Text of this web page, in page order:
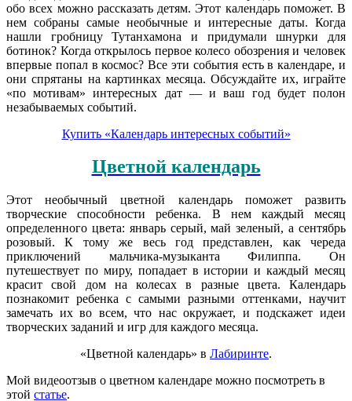
обо всех можно рассказать детям. Этот календарь поможет. В
нем собраны самые необычные и интересные даты. Когда
нашли гробницу Тутанхамона и придумали шнурки для
ботинок? Когда открылось первое колесо обозрения и человек
впервые попал в космос? Все эти события есть в календаре, и
они спрятаны на картинках месяца. Обсуждайте их, играйте
«по мотивам» интересных дат — и ваш год будет полон
незабываемых событий.
Купить «Календарь интересных событий»
Цветной календарь
Этот необычный цветной календарь поможет развить
творческие способности ребенка. В нем каждый месяц
определенного цвета: январь серый, май зеленый, а сентябрь
розовый. К тому же весь год представлен, как череда
приключений мальчика-музыканта Филиппа. Он
путешествует по миру, попадает в истории и каждый месяц
красит свой дом на колесах в разные цвета. Календарь
познакомит ребенка с самыми разными оттенками, научит
замечать их во всем, что нас окружает, и подскажет идеи
творческих заданий и игр для каждого месяца.
«Цветной календарь» в Лабиринте.
Мой видеоотзыв о цветном календаре можно посмотреть в
этой статье.